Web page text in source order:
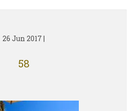
26 Jun 2017 |
58